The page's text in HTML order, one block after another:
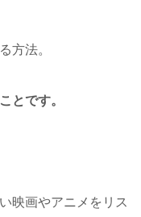
方法。
とです。
映画やアニメをリス